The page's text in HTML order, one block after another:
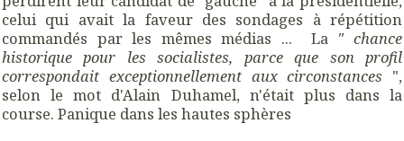
celui qui avait la faveur des sondages à répétition
commandés par les mêmes médias ... La " chance
historique pour les socialistes, parce que son profil
correspondait exceptionnellement aux circonstances ",
selon le mot d'Alain Duhamel, n'était plus dans la
course. Panique dans les hautes sphères